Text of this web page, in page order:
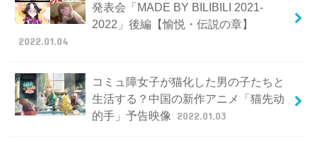
発表会「MADE BY BILIBILI 2021-
2022」後編【愉悦・伝説の章】
2022.01.04
コミュ障女子が猫化した男の子たちと
生活する？中国の新作アニメ「猫先动
的手」予告映像
2022.01.03